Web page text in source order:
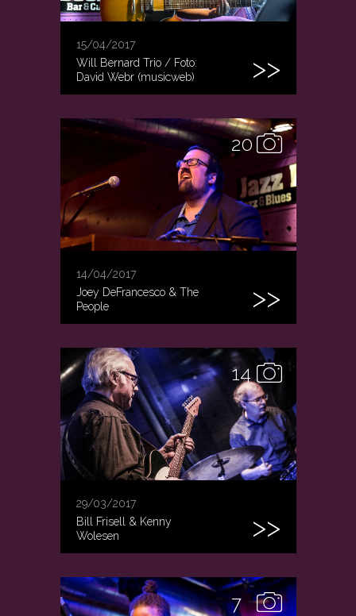
15/04/2017
Will Bernard Trio / Foto:
David Webr (musicweb)
20
14/04/2017
Joey DeFrancesco & The
People
14
29/03/2017
Bill Frisell & Kenny
Wolesen
7